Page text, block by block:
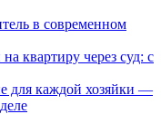
в современном
квартиру через суд: с
для каждой хозяйки —